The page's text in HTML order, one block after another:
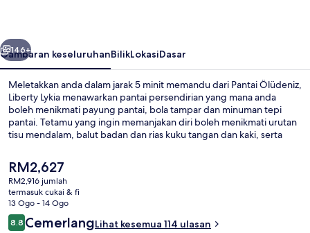
Seterusnya
146+
Gambaran keseluruhanBilikLokasiDasar
Meletakkan anda dalam jarak 5 minit memandu dari Pantai Ölüdeniz,
Liberty Lykia menawarkan pantai persendirian yang mana anda
boleh menikmati payung pantai, bola tampar dan minuman tepi
pantai. Tetamu yang ingin memanjakan diri boleh menikmati urutan
tisu mendalam, balut badan dan rias kuku tangan dan kaki, serta
salah sebuah daripada 6 restoran, menyajikan masakan
antarabangsa dan dibuka untuk sarapan, makan tengah hari dan
makan malam. Sorotan lain di tempat peranginan mewah ini
termasuk 3 bar tepi kolam, kelab malam, dan kelab kanak-kanak
percuma.
Harga
semasa
ialah
RM2,627
RM2,627
RM2,916 jumlah
termasuk cukai & fi
13 Ogo - 14 Ogo
Ulasan
8.88.8 daripada 10
CemerlangLihat kesemua 114 ulasan